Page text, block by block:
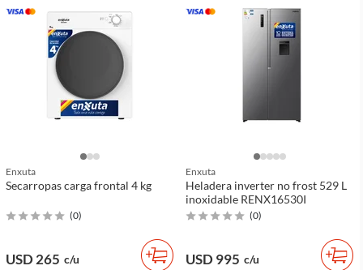
Enxuta
Secarropas carga frontal 4 kg
(0)
USD 265 c/u
Enxuta
Heladera inverter no frost 529 L
inoxidable RENX16530I
(0)
USD 995 c/u